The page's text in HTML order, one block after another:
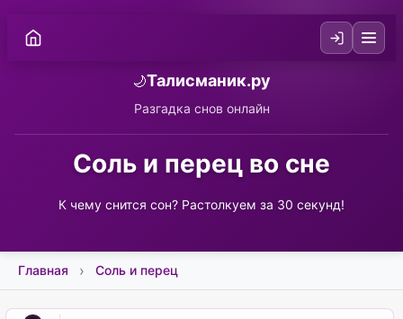
🌙Талисманик.ру
Разгадка снов онлайн
Соль и перец во сне
К чему снится сон? Растолкуем за 30 секунд!
Главная Соль и перец